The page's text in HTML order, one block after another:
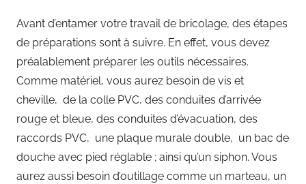
Avant d’entamer votre travail de bricolage, des étapes
de préparations sont à suivre. En effet, vous devez
préalablement préparer les outils nécessaires.
Comme matériel, vous aurez besoin de vis et
cheville, de la colle PVC, des conduites d’arrivée
rouge et bleue, des conduites d’évacuation, des
raccords PVC, une plaque murale double, un bac de
douche avec pied réglable ; ainsi qu’un siphon. Vous
aurez aussi besoin d’outillage comme un marteau, un